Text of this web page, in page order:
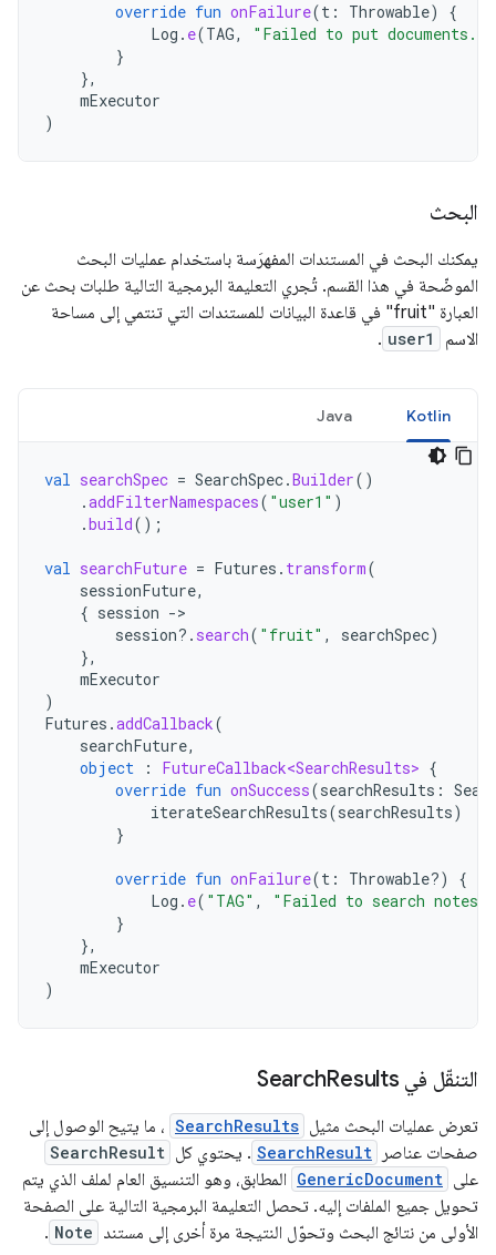
override fun onFailure(t : Throwable)
{
Log . e(TAG, "Failed to put documents."
}
},
mExecutor
)
البحث
يمكنك البحث في المستندات المفهرَسة باستخدام عمليات البحث
الموضّحة في هذا القسم. تُجري التعليمة البرمجية التالية طلبات بحث عن
العبارة "fruit" في قاعدة البيانات للمستندات التي تنتمي إلى مساحة
الاسم
user1
.
Kotlin
Java
val searchSpec = SearchSpec.Builder()
.addFilterNamespaces( "user1" )
.build();
val searchFuture = Futures . transform(
sessionFuture,
{ session -
session?. search( "fruit" , searchSpec)
},
mExecutor
)
Futures .addCallback(
searchFuture,
object
: FutureCallback<SearchResults> {
override fun onSuccess(searchResults :
iterateSearchResults(searchResults)
}
override fun onFailure(t : Throwable?)
{
Log . e( "TAG" ,
"Failed to search notes
}
},
mExecutor
)
التنقّل في Search Results
تعرض عمليات البحث مثيل SearchResults ، ما يتيح الوصول إلى
صفحات عناصر
SearchResult . يحتوي كل SearchResult
على GenericDocument المطابق، وهو التنسيق العام لملف الذي يتم
تحويل جميع الملفات إليه. تحصل التعليمة البرمجية التالية على الصفحة
الأولى من نتائج البحث وتحوّل النتيجة مرة أخرى إلى مستند Note
.